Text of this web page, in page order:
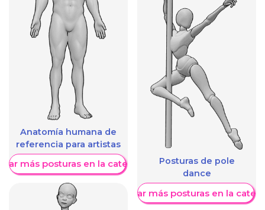
Anatomía humana de
referencia para artistas
más posturas en la categoría
Posturas de pole
dance
Mostrar más posturas en la